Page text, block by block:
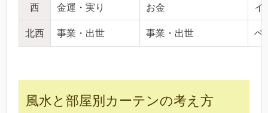
西 金運・実り お金 イ
北西 事業・出世 事業・出世 ベ
風水と部屋別カーテンの考え方